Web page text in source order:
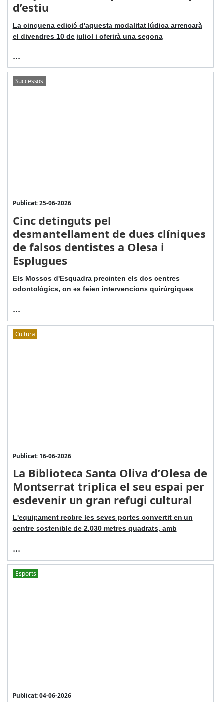
d’estiu
La cinquena edició d'aquesta modalitat lúdica arrencarà
el divendres 10 de juliol i oferirà una segona
...
Successos
Publicat: 25-06-2026
Cinc detinguts pel
desmantellament de dues clíniques
de falsos dentistes a Olesa i
Esplugues
Els Mossos d'Esquadra precinten els dos centres
odontològics, on es feien intervencions quirúrgiques
...
Cultura
Publicat: 16-06-2026
La Biblioteca Santa Oliva d’Olesa de
Montserrat triplica el seu espai per
esdevenir un gran refugi cultural
L'equipament reobre les seves portes convertit en un
centre sostenible de 2.030 metres quadrats, amb
...
Esports
Publicat: 04-06-2026